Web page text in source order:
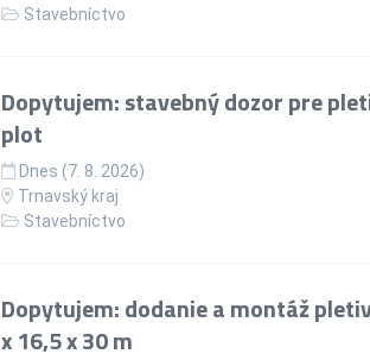
Stavebníctvo
Dopytujem: stavebný dozor pre
plot
Dnes (7. 8. 2026)
Trnavský kraj
Stavebníctvo
Dopytujem: dodanie a montáž
x 16,5 x 30 m